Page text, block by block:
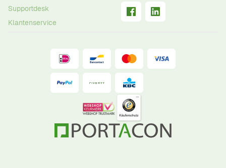
Supportdesk
Klantenservice